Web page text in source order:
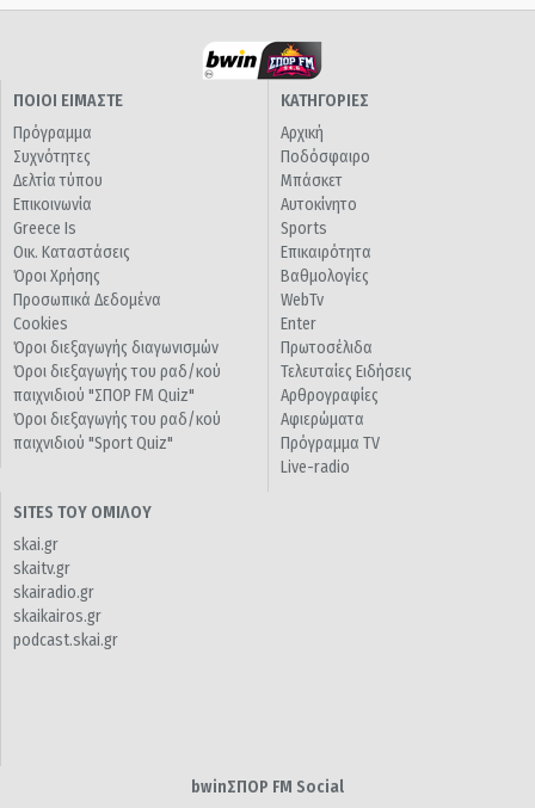
ΠΟΙΟΙ ΕΙΜΑΣΤΕ
Πρόγραμμα
Συχνότητες
Δελτία τύπου
Επικοινωνία
Greece Is
Οικ. Καταστάσεις
Όροι Χρήσης
Προσωπικά Δεδομένα
Cookies
Όροι διεξαγωγής διαγωνισμών
Όροι διεξαγωγής του ραδ/κού
παιχνιδιού "ΣΠΟΡ FM Quiz"
Όροι διεξαγωγής του ραδ/κού
παιχνιδιού "Sport Quiz"
ΚΑΤΗΓΟΡΙΕΣ
Αρχική
Ποδόσφαιρο
Μπάσκετ
Αυτοκίνητο
Sports
Επικαιρότητα
Βαθμολογίες
WebTv
Enter
Πρωτοσέλιδα
Τελευταίες Ειδήσεις
Αρθρογραφίες
Αφιερώματα
Πρόγραμμα TV
Live-radio
SITES ΤΟΥ ΟΜΙΛΟΥ
skai.gr
skaitv.gr
skairadio.gr
skaikairos.gr
podcast.skai.gr
bwinΣΠΟΡ FM Social